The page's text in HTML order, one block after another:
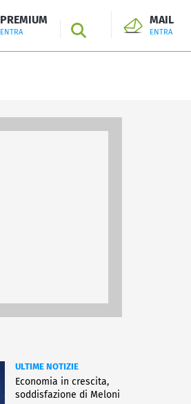
PREMIUM
ENTRA SEARCH
MAIL
ENTRA
ULTIME NOTIZIE
Economia in crescita,
soddisfazione di Meloni